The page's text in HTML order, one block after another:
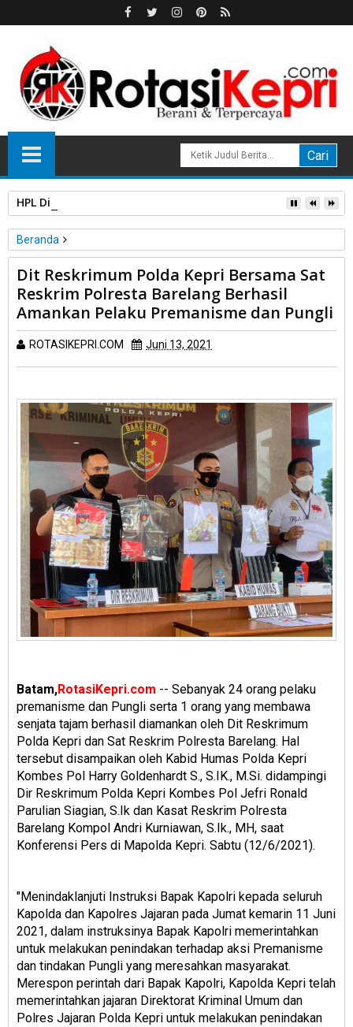
HPL Disorot, PT Sosor Tala Jaya Tolak Perluasan Kampung
Beranda
Polri
Dit Reskrimum Polda Kepri Bersama Sat Reskrim Polresta
Barelang Berhasil Amankan Pelaku Premanisme dan Pungli
Dit Reskrimum Polda Kepri Bersama Sat
Reskrim Polresta Barelang Berhasil
Amankan Pelaku Premanisme dan Pungli
ROTASIKEPRI.COM Juni 13, 2021
Batam,RotasiKepri.com -- Sebanyak 24 orang pelaku
premanisme dan Pungli serta 1 orang yang membawa
senjata tajam berhasil diamankan oleh Dit Reskrimum
Polda Kepri dan Sat Reskrim Polresta Barelang. Hal
tersebut disampaikan oleh Kabid Humas Polda Kepri
Kombes Pol Harry Goldenhardt S., S.IK., M.Si. didampingi
Dir Reskrimum Polda Kepri Kombes Pol Jefri Ronald
Parulian Siagian, S.Ik dan Kasat Reskrim Polresta
Barelang Kompol Andri Kurniawan, S.Ik., MH, saat
Konferensi Pers di Mapolda Kepri. Sabtu (12/6/2021).
"Menindaklanjuti Instruksi Bapak Kapolri kepada seluruh
Kapolda dan Kapolres Jajaran pada Jumat kemarin 11 Juni
2021, dalam instruksinya Bapak Kapolri memerintahkan
untuk melakukan penindakan terhadap aksi Premanisme
dan tindakan Pungli yang meresahkan masyarakat.
Merespon perintah dari Bapak Kapolri, Kapolda Kepri telah
memerintahkan jajaran Direktorat Kriminal Umum dan
Polres Jajaran Polda Kepri untuk melakukan penindakan